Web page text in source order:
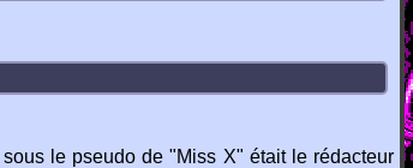
le pseudo de "Miss X" était le rédacteur